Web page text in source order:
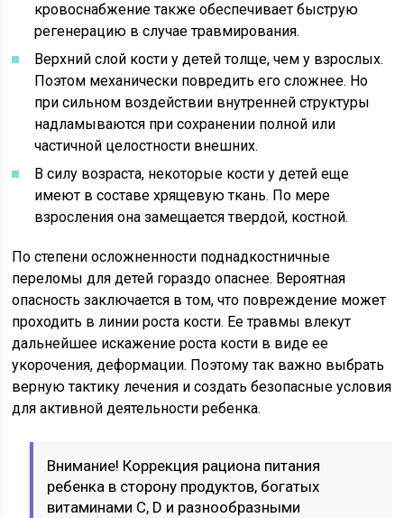
кровоснабжение также обеспечивает быструю
регенерацию в случае травмирования.
Верхний слой кости у детей толще, чем у взрослых.
Поэтом механически повредить его сложнее. Но
при сильном воздействии внутренней структуры
надламываются при сохранении полной или
частичной целостности внешних.
В силу возраста, некоторые кости у детей еще
имеют в составе хрящевую ткань. По мере
взросления она замещается твердой, костной.
По степени осложненности поднадкостничные
переломы для детей гораздо опаснее. Вероятная
опасность заключается в том, что повреждение может
проходить в линии роста кости. Ее травмы влекут
дальнейшее искажение роста кости в виде ее
укорочения, деформации. Поэтому так важно выбрать
верную тактику лечения и создать безопасные условия
для активной деятельности ребенка.
Внимание! Коррекция рациона питания
ребенка в сторону продуктов, богатых
витаминами C, D и разнообразными